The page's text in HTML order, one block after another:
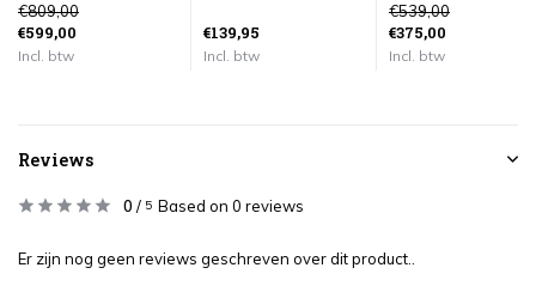
€809,00
€599,00
Incl. btw
€139,95
Incl. btw
€539,00
€375,00
Incl. btw
Reviews
0 / 5 Based on 0 reviews
Er zijn nog geen reviews geschreven over dit product..